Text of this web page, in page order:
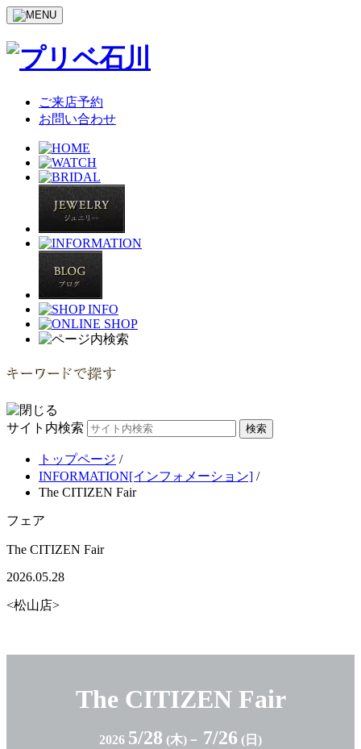
ご来店予約
お問い合わせ
サイト内検索
トップページ /
INFORMATION[インフォメーション] /
The CITIZEN Fair
フェア
The CITIZEN Fair
2026.05.28
<松山店>
The CITIZEN Fair
2026 5/28 (木) － 7/26 ( 日)